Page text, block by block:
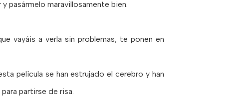
pasármelo maravillosamente bien.
vayáis a verla sin problemas, te ponen en
película se han estrujado el cerebro y han
partirse de risa.